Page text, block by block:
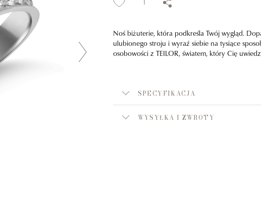
Noś biżuterie, która podkreśla Twój wygląd.
ulubionego stroju i wyraź siebie na tysiące
osobowości z TEILOR, światem, który Cię
SPECYFIKACJA
WYSYŁKA I ZWROTY